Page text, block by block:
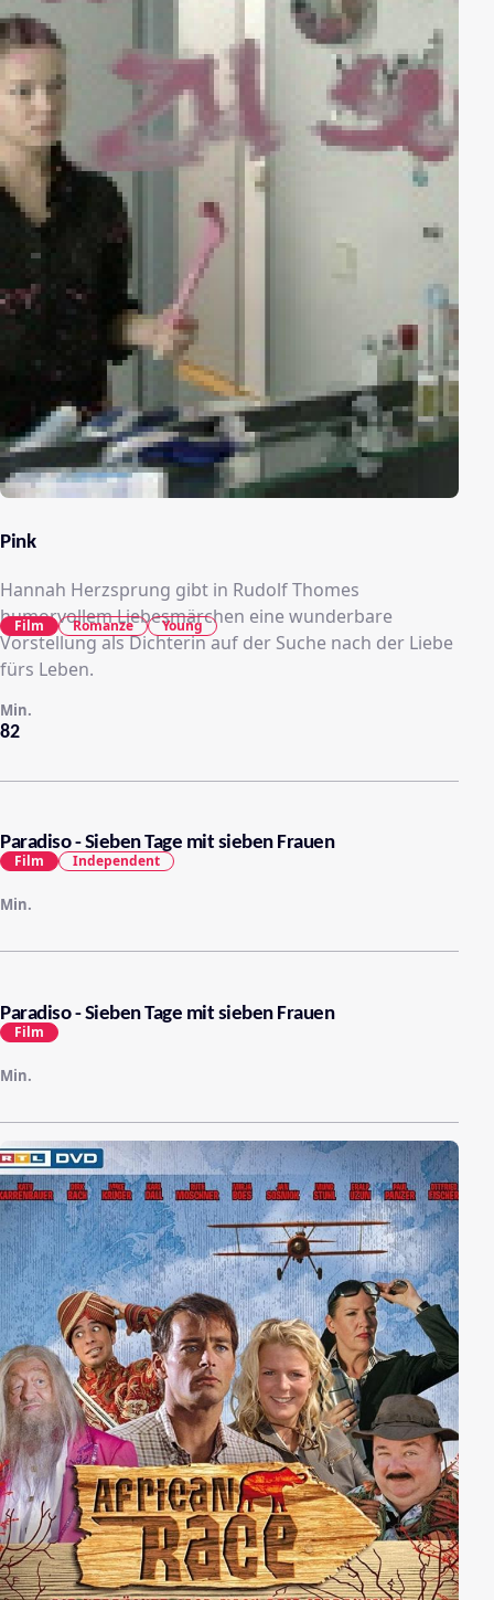
Pink
Hannah Herzsprung gibt in Rudolf Thomes
humorvollem Liebesmärchen eine wunderbare
Vorstellung als Dichterin auf der Suche nach der Liebe
fürs Leben.
82
Min.
Film Romanze Young
Paradiso - Sieben Tage mit sieben Frauen
Min.
Film Independent
Paradiso - Sieben Tage mit sieben Frauen
Min.
Film